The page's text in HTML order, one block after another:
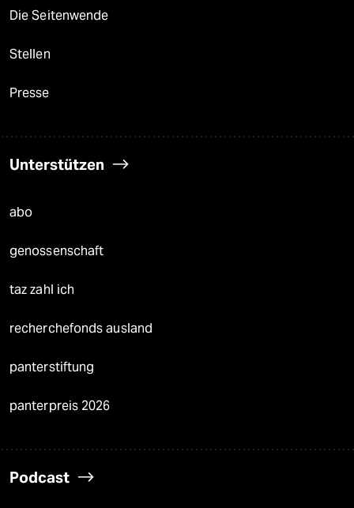
Die Seitenwende
Stellen
Presse
Unterstützen
abo
genossenschaft
taz zahl ich
recherchefonds ausland
panterstiftung
panterpreis 2026
Podcast